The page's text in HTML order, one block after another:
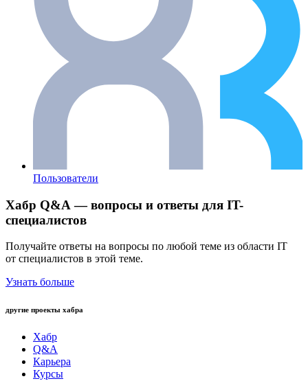
Пользователи
Хабр Q&A — вопросы и ответы для IT-
специалистов
Получайте ответы на вопросы по любой теме из области IT
от специалистов в этой теме.
Узнать больше
другие проекты хабра
Хабр
Q&A
Карьера
Курсы